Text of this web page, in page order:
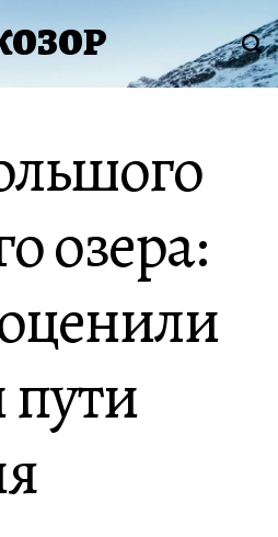
озера: